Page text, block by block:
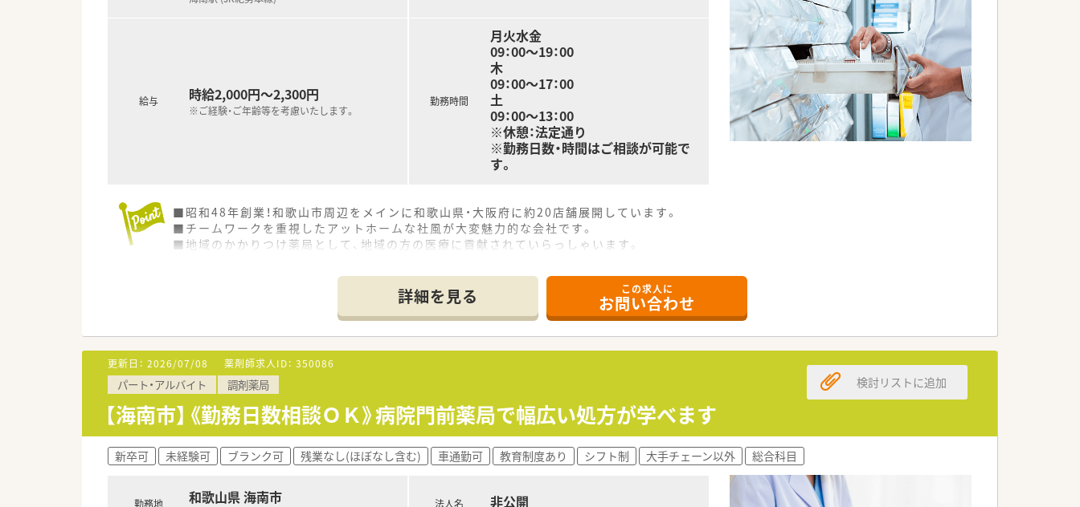
給与 時給2,000円～2,300円
※ご経験・ご年齢等を考慮いたします。
勤務時間
月火水金
09：00～19：00
木
09：00～17：00
土
09：00～13：00
※休憩：法定通り
※勤務日数・時間はご相談が可能で
す。
■昭和48年創業！和歌山市周辺をメインに和歌山県・大阪府に約20店舗展開しています。
■チームワークを重視したアットホームな社風が大変魅力的な会社です。
■地域のかかりつけ薬局として、地域の方の医療に貢献されていらっしゃいます。
■機械化も進んでおり、現在ほぼ全店に監査機を導入済み！水剤の多い店舗は分注機も入っています。
詳細を見る この求人に
お問い合わせ
更新日： 2026/07/08 薬剤師求人ID： 350086
パート・アルバイト 調剤薬局
【海南市】《勤務日数相談ＯＫ》病院門前薬局で幅広い処方が学べます
検討リストに追加
新卒可 未経験可 ブランク可 残業なし(ほぼなし含む) 車通勤可 教育制度あり シフト制 大手チェーン以外 総合科目
勤務地 和歌山県 海南市 法人名 非公開